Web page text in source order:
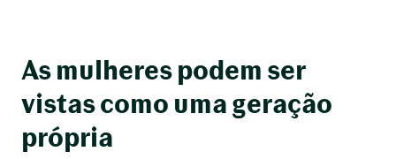
As mulheres podem ser
vistas como uma geração
própria